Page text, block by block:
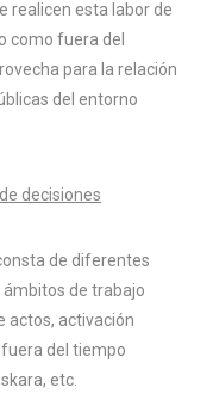
realicen esta labor de
como fuera del
para la relación
del entorno
decisiones
de diferentes
ámbitos de trabajo
actos, activación
del tiempo
etc.